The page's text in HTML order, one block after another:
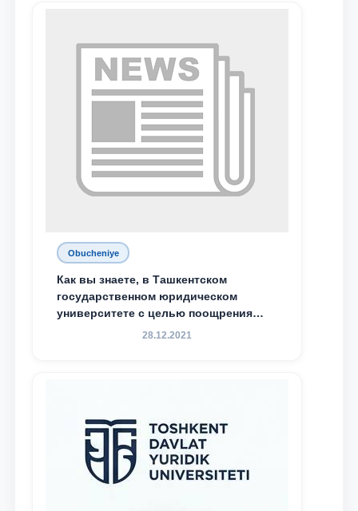
специальной стипендии имени
Хадичи Сулеймановой.
Obucheniye
Как вы знаете, в Ташкентском
государственном юридическом
университете с целью поощрения
талантливых, активных и
28.12.2021